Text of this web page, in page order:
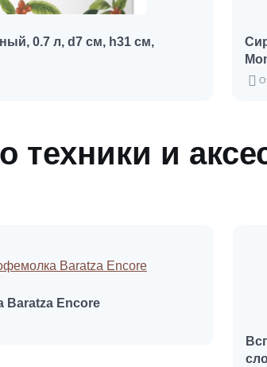
0.7 л, d7 см, h31 см,
и
Baratza Encore